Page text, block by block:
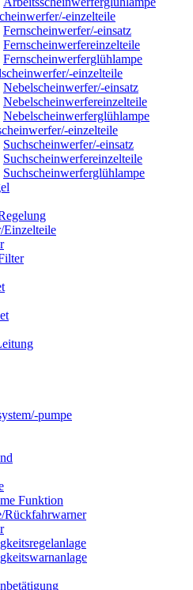
einzelteile
Fernscheinwerfer/-einsatz
Fernscheinwerfereinzelteile
Fernscheinwerferglühlampe
einzelteile
Nebelscheinwerfer/-einsatz
Nebelscheinwerfereinzelteile
Nebelscheinwerferglühlampe
einzelteile
Suchscheinwerfer/-einsatz
Suchscheinwerfereinzelteile
Suchscheinwerferglühlampe
Einzelteile
pumpe
Funktion
Rückfahrwarner